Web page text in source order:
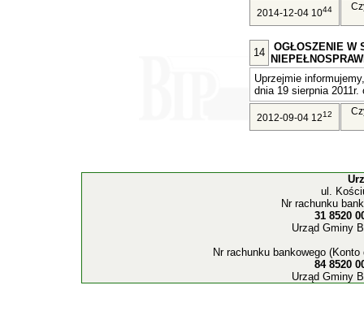
2014-12-04 1044
14
OGŁOSZENIE W
Uprzejmie
dnia 19 sierpnia
2012-09-04 1212
ul.
Nr rachunku
31 8520
Urząd Gminy
Nr rachunku bankowego
84 8520
Urząd Gminy